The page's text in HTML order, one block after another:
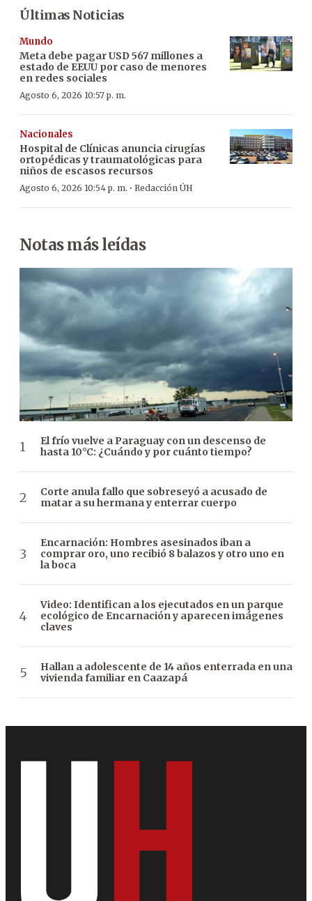
Últimas Noticias
Mundo
Meta debe pagar USD 567 millones a
estado de EEUU por caso de menores
en redes sociales
Agosto 6, 2026 10:57 p. m.
Nacionales
Hospital de Clínicas anuncia cirugías
ortopédicas y traumatológicas para
niños de escasos recursos
Agosto 6, 2026 10:54 p. m. · Redacción ÚH
Notas más leídas
El frío vuelve a Paraguay con un descenso de
hasta 10°C: ¿Cuándo y por cuánto tiempo?
Corte anula fallo que sobreseyó a acusado de
matar a su hermana y enterrar cuerpo
Encarnación: Hombres asesinados iban a
comprar oro, uno recibió 8 balazos y otro uno en
la boca
Video: Identifican a los ejecutados en un parque
ecológico de Encarnación y aparecen imágenes
claves
Hallan a adolescente de 14 años enterrada en una
vivienda familiar en Caazapá